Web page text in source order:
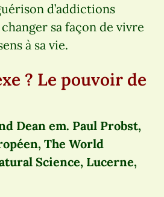
d’addictions
sa façon de vivre
à sa vie.
? Le pouvoir de
Dean em. Paul Probst,
The World
Science, Lucerne,